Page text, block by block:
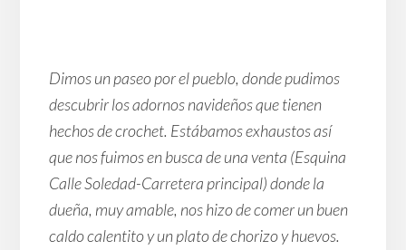
Dimos un paseo por el pueblo, donde pudimos
descubrir los adornos navideños que tienen
hechos de crochet. Estábamos exhaustos así
que nos fuimos en busca de una venta (Esquina
Calle Soledad-Carretera principal) donde la
dueña, muy amable, nos hizo de comer un buen
caldo calentito y un plato de chorizo y huevos.